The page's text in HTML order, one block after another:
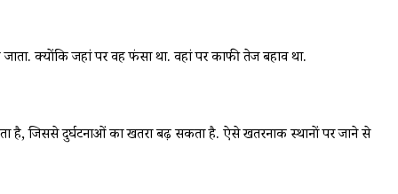
क्योंकि जहां पर वह फंसा था. वहां पर काफी तेज बहाव था.
है, जिससे दुर्घटनाओं का खतरा बढ़ सकता है. ऐसे खतरनाक स्थानों पर जाने से